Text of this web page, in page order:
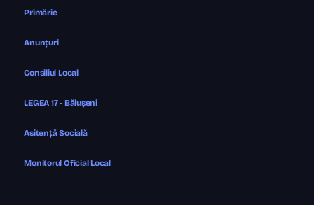
Primărie
Anunțuri
Consiliul Local
LEGEA 17 - Bălușeni
Asitență Socială
Monitorul Oficial Local